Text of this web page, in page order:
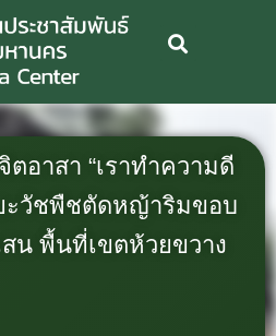
อาสา “เราทำความดี
ะวัชพืชตัดหญ้าริมขอบ
น พื้นที่เขตห้วยขวาง